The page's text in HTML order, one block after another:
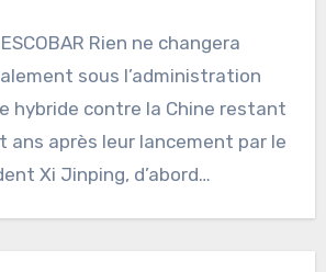
Rien ne changera
sous l’administration
hybride contre la Chine restant
ans après leur lancement par le
Xi Jinping, d’abord…